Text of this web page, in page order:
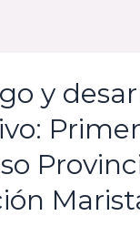
y
Primer